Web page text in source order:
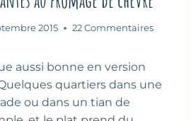
2015 22 Commentaires
aussi bonne en version
quartiers dans une
ou dans un tian de